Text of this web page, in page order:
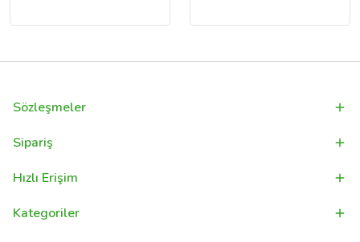
Sözleşmeler
Sipariş
Hızlı Erişim
Kategoriler